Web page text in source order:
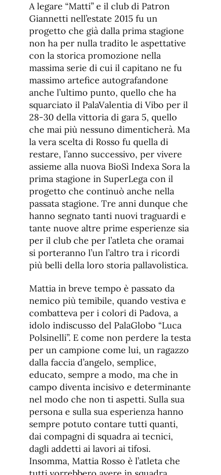
A legare “Matti” e il club di Patron
Giannetti nell’estate 2015 fu un
progetto che già dalla prima stagione
non ha per nulla tradito le aspettative
con la storica promozione nella
massima serie di cui il capitano ne fu
massimo artefice autografandone
anche l’ultimo punto, quello che ha
squarciato il PalaValentia di Vibo per il
28-30 della vittoria di gara 5, quello
che mai più nessuno dimenticherà. Ma
la vera scelta di Rosso fu quella di
restare, l’anno successivo, per vivere
assieme alla nuova BioSì Indexa Sora la
prima stagione in SuperLega con il
progetto che continuò anche nella
passata stagione. Tre anni dunque che
hanno segnato tanti nuovi traguardi e
tante nuove altre prime esperienze sia
per il club che per l’atleta che oramai
si porteranno l’un l’altro tra i ricordi
più belli della loro storia pallavolistica.
Mattia in breve tempo è passato da
nemico più temibile, quando vestiva e
combatteva per i colori di Padova, a
idolo indiscusso del PalaGlobo “Luca
Polsinelli”. E come non perdere la testa
per un campione come lui, un ragazzo
dalla faccia d’angelo, semplice,
educato, sempre a modo, ma che in
campo diventa incisivo e determinante
nel modo che non ti aspetti. Sulla sua
persona e sulla sua esperienza hanno
sempre potuto contare tutti quanti,
dai compagni di squadra ai tecnici,
dagli addetti ai lavori ai tifosi.
Insomma, Mattia Rosso è l’atleta che